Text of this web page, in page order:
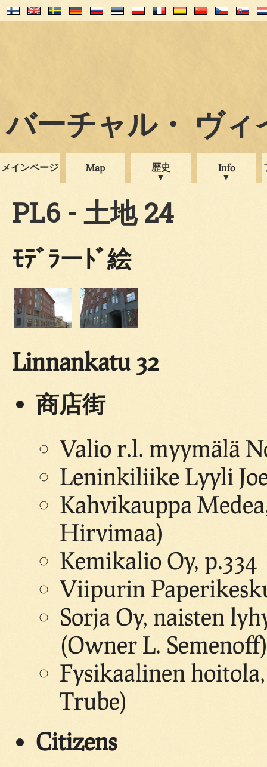
バーチャル・ ヴィ
メインページ Map 歴史 Info
PL6 - 土地 24
ﾓﾃﾞﾗーﾄﾞ絵
Linnankatu 32
商店街
Valio r.l. myymälä
Leninkiliike Lyyli
Kahvikauppa
Hirvimaa)
Kemikalio Oy, p.334
Viipurin
Sorja Oy, naisten
(Owner L.
Fysikaalinen
Trube)
Citizens